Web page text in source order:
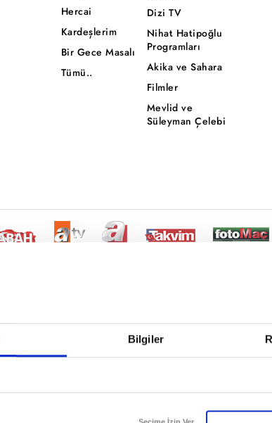
Bilgiler
Reddet
Hercai
Kardeşlerim
Bir Gece Masalı
Tümü..
Dizi TV
Nihat Hatipoğlu
Programları
Akika ve Sahara
Filmler
Mevlid ve
Süleyman Çelebi